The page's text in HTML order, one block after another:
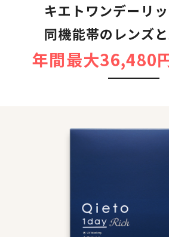
キエトワンデーリッ
同機能帯のレンズ
年間最大36,480